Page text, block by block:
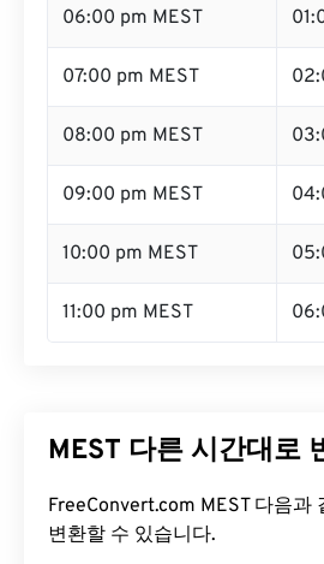
06:00 pm MEST
07:00 pm MEST
08:00 pm MEST
09:00 pm MEST
10:00 pm MEST
11:00 pm MEST
MEST 다른 시간대로
FreeConvert.com MEST 다음과
변환할 수 있습니다.